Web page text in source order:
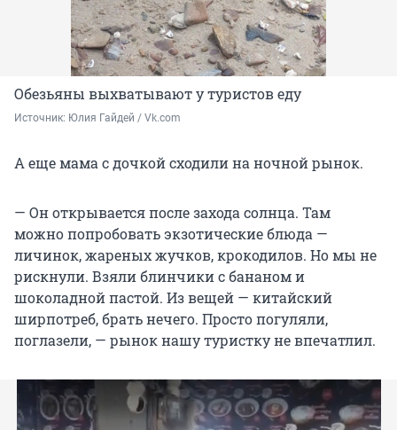
Обезьяны выхватывают у туристов еду
Источник: Юлия Гайдей / Vk.com
А еще мама с дочкой сходили на ночной рынок.
— Он открывается после захода солнца. Там
можно попробовать экзотические блюда —
личинок, жареных жучков, крокодилов. Но мы не
рискнули. Взяли блинчики с бананом и
шоколадной пастой. Из вещей — китайский
ширпотреб, брать нечего. Просто погуляли,
поглазели, — рынок нашу туристку не впечатлил.